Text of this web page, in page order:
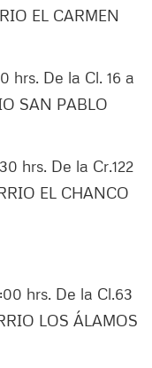
EL CARMEN
hrs. De la Cl. 16 a
SAN PABLO
hrs. De la Cr.122
EL CHANCO
hrs. De la Cl.63
LOS ÁLAMOS